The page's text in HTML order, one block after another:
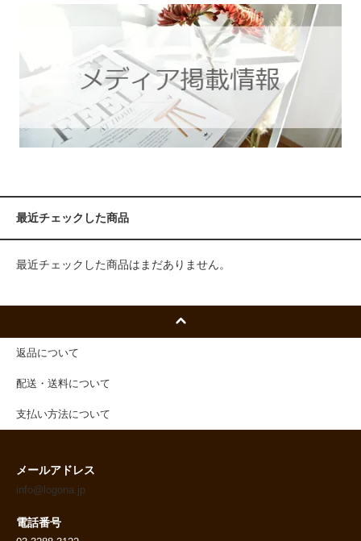
最近チェックした商品
最近チェックした商品はまだありません。
返品について
配送・送料について
支払い方法について
メールアドレス
info@logona.jp
電話番号